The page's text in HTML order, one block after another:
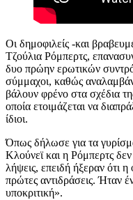
Οι δημοφιλείς -και
Τζούλια Ρόμπερτς,
δυο πρώην ερωτικών
σύμμαχοι, καθώς
βάλουν φρένο στα σχέδια
οποία ετοιμάζεται να
ίδιοι.
Όπως δήλωσε για τα
Κλούνεϊ και η Ρόμπερτς
λήψεις, επειδή ήξεραν ότι
πρώτες αντιδράσεις. Ήταν
υποκριτική».